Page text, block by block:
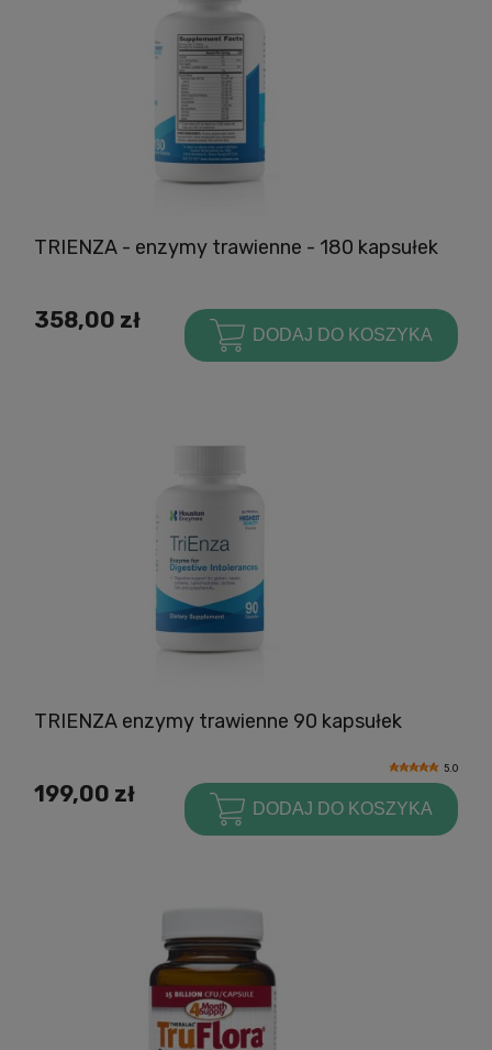
TRIENZA - enzymy trawienne - 180 kapsułek
358,00 zł
DODAJ DO KOSZYKA
TRIENZA enzymy trawienne 90 kapsułek
5.0
199,00 zł
DODAJ DO KOSZYKA